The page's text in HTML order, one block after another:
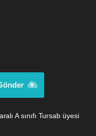
A sınıfı Tursab üyesi